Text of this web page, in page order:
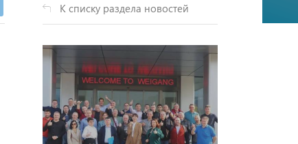
К списку раздела новостей